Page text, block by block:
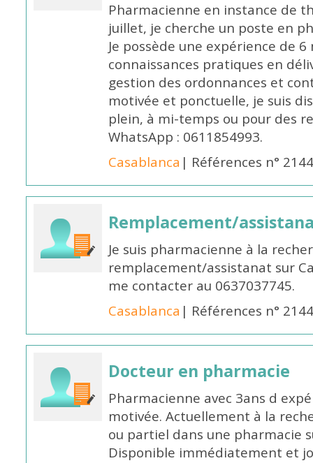
Pharmacienne en instance de
juillet, je cherche un poste en
Je possède une expérience de
connaissances pratiques en
gestion des ordonnances et
motivée et ponctuelle, je suis
plein, à mi-temps ou pour des
WhatsApp : 0611854993.
Casablanca | Références n°
Remplacement/
Je suis pharmacienne à la
remplacement/assistanat sur
me contacter au 0637037745.
Casablanca | Références n°
Docteur en pharmacie
Pharmacienne avec 3ans d
motivée. Actuellement à la
ou partiel dans une pharmacie
Disponible immédiatement et